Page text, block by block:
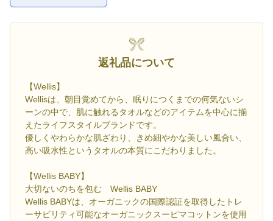
返礼品について
【Wellis】
Wellisは、朝目覚めてから、眠りにつくまでの何気ないシ
ーンの中で、肌に触れるタオルなどのアイテムを中心に揃
えたライフスタイルブランドです。
優しくやわらかな肌ざわり、きめ細やかな美しい風合い、
高い吸水性というタオルの本質にこだわりました。
【Wellis BABY】
大切ないのちを包む Wellis BABY
Wellis BABYは、オーガニックの国際認証を取得したトレ
ーサビリティ可能なオーガニックスーピマコットンを使用